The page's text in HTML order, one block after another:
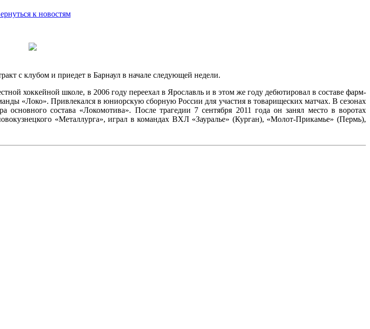
к новостям
с клубом и приедет в Барнаул в начале следующей недели.
хоккейной школе, в 2006 году переехал в Ярославль и в этом же году дебютировал в составе фарм-
«Локо». Привлекался в юниорскую сборную России для участия в товарищеских матчах. В сезонах
состава «Локомотива». После трагедии 7 сентября 2011 года он занял место в воротах
«Металлурга», играл в командах ВХЛ «Зауралье» (Курган), «Молот-Прикамье» (Пермь),